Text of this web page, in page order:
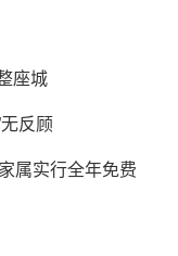
座城
反顾
属实行全年免费